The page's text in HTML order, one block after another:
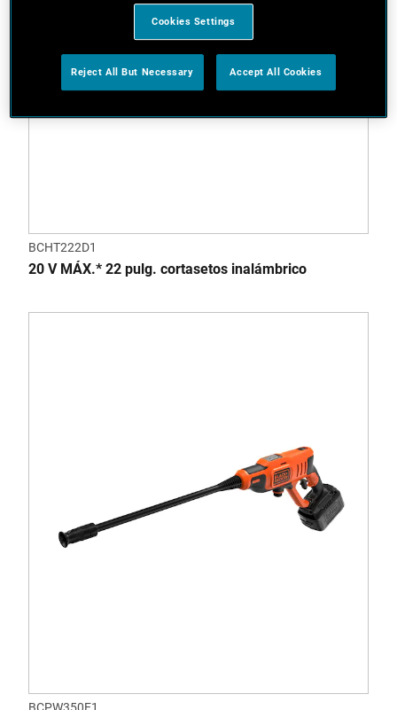
BCHT222D1
20 V MÁX.* 22 pulg. cortasetos inalámbrico
Cookies Settings
Reject All But Necessary Accept All Cookies